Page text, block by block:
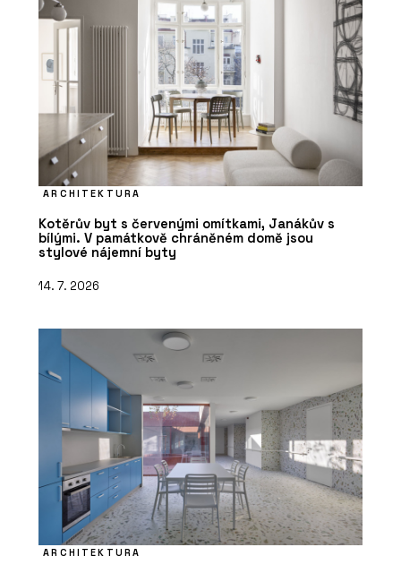
ARCHITEKTURA
Kotěrův byt s červenými omítkami, Janákův s
bílými. V památkově chráněném domě jsou
stylové nájemní byty
14. 7. 2026
ARCHITEKTURA